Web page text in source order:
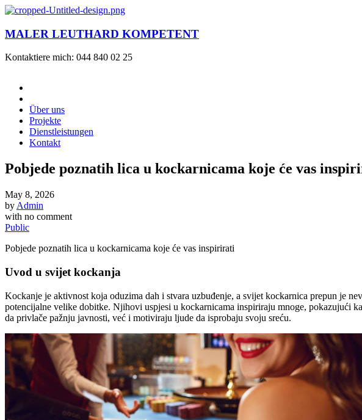
MALER LEUTHARD KOMPETENT
Kontaktiere mich: 044 840 02 25
Über uns
Projekte
Dienstleistungen
Kontakt
Pobjede poznatih lica u kockarnicama koje će vas
May 8, 2026
by Admin
with no comment
Public
Pobjede poznatih lica u kockarnicama koje će vas inspirirati
Uvod u svijet kockanja
Kockanje je aktivnost koja oduzima dah i stvara uzbuđenje, a svijet kockarnica prepun je
potencijalne velike dobitke. Njihovi uspjesi u kockarnicama inspiriraju mnoge, pokazujući
da privlače pažnju javnosti, već i motiviraju ljude da isprobaju svoju sreću.